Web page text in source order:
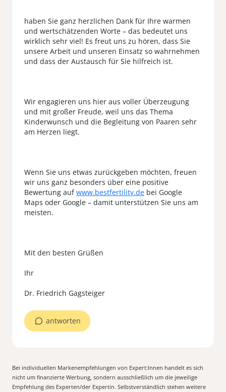
haben Sie ganz herzlichen Dank für Ihre warmen
und wertschätzenden Worte – das bedeutet uns
wirklich sehr viel! Es freut uns zu hören, dass Sie
unsere Arbeit und unseren Einsatz so wahrnehmen
und dass der Austausch für Sie hilfreich ist.
Wir engagieren uns hier aus voller Überzeugung
und mit großer Freude, weil uns das Thema
Kinderwunsch und die Begleitung von Paaren sehr
am Herzen liegt.
Wenn Sie uns etwas zurückgeben möchten, freuen
wir uns ganz besonders über eine positive
Bewertung aufwww.bestfertility.de bei Google
Maps oder Google – damit unterstützen Sie uns am
meisten.
Mit den besten Grüßen
Ihr
antworten
Bei individuellen Markenempfehlungen von Expert:Innen handelt es sich
nicht um finanzierte Werbung, sondern ausschließlich um die jeweilige
Empfehlung des Experten/der Expertin. Selbstverständlich stehen weitere